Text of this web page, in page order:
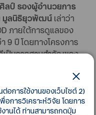
ลป์ รองผู้อำนวยการ
ย มูลนิธิยุวพัฒน์ เล่าว่า
ภายใต้การดูแลของ
9 ปี โดยทางโครงการ
เป็นรากฐานสำคัญของ
ร็นค่อนข้างสูง
ผลกระทบแค่การมี
งส่งผลกระทบต่อ
อการใช้งานของเว็บไซต์ 2)
การวิเคราะห์วิจัย โดยการ
านได้ ท่านสามารถกดปุ่ม